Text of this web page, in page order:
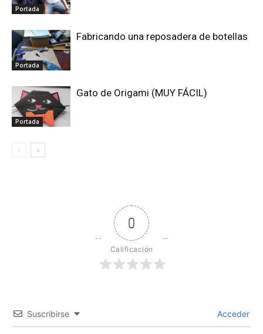
Portada
Portada
Fabricando una reposadera de botellas
Portada
Gato de Origami (MUY FÁCIL)
0
Calificación
Suscribirse Acceder